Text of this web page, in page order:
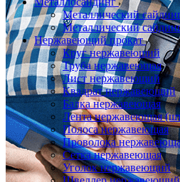
Металлический
Металлический
Нержавеющий прокат
Круг нержавеющий
Труба нержавеющая
Лист нержавеющий
Квадрат нержавеющий
Балка нержавеющая
Лента нержавеющая
Полоса нержавеющая
Проволока
Сетка нержавеющая
Уголок нержавеющий